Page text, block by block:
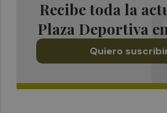
Recibe toda la
Plaza Deportiva
Quiero